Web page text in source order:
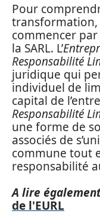
Pour
transformation,
commencer par
la SARL. L’
Responsabilité
juridique qui
individuel de
capital de
Responsabilité
une forme de
associés de
commune tout
responsabilité
A lire
de l'EURL